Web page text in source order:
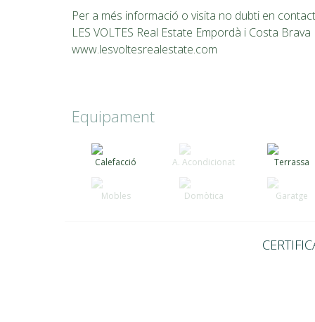
Per a més informació o visita no dubti en
LES VOLTES Real Estate Empordà i Costa Brava
www.lesvoltesrealestate.com
Equipament
Calefacció A. Acondicionat Terrassa
Mobles Domòtica Garatge